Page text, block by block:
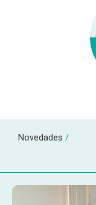
Novedades /